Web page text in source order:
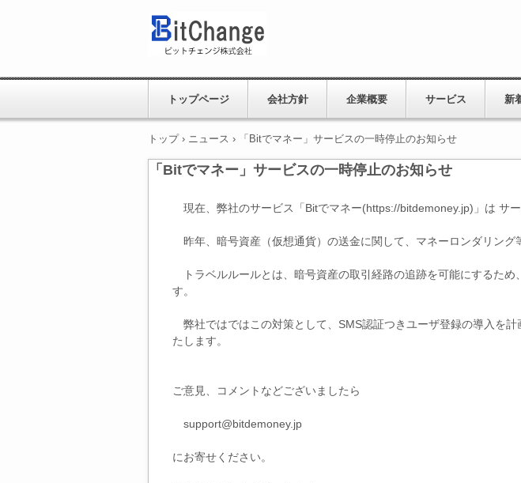
トップページ 会社方針 企業概要 サービス 新
トップ › ニュース › 「Bitでマネー」サービスの一時停止のお知らせ
「Bitでマネー」サービスの一時停止のお知らせ
現在、弊社のサービス「Bitでマネー(https://bitdemoney.jp)」は サ
昨年、暗号資産（仮想通貨）の送金に関して、マネーロンダリング
トラベルルールとは、暗号資産の取引経路の追跡を可能にするた
す。
弊社ではではこの対策として、SMS認証つきユーザ登録の導入を
たします。
ご意見、コメントなどございましたら
support@bitdemoney.jp
にお寄せください。